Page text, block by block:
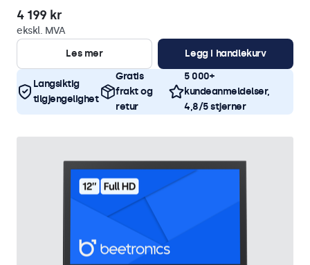
4 199 kr
ekskl. MVA
Les mer
Legg i handlekurv
Langsiktig
tilgjengelighet
Gratis
frakt og
retur
5 000+
kundeanmeldelser,
4,8/5 stjerner